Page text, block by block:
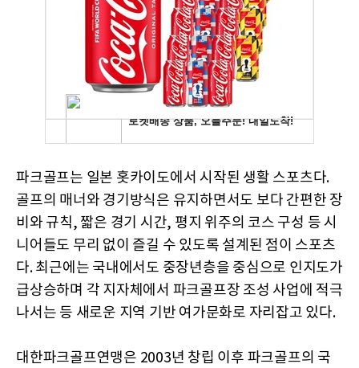
파크골프는 일본 홋카이도에서 시작된 생활 스포츠다.
골프의 매너와 경기방식은 유지하면서도 보다 간편한 장
비와 규칙, 짧은 경기 시간, 평지 위주의 코스 구성 등 시
니어들도 무리 없이 즐길 수 있도록 설계된 점이 스포츠
다. 최근에는 국내에서도 중장년층을 중심으로 인지도가
급상승하며 각 지자체에서 파크골프장 조성 사업에 적극
나서는 등 새로운 지역 기반 여가문화로 자리잡고 있다.
대한파크골프연맹은 2003년 창립 이후 파크골프의 국